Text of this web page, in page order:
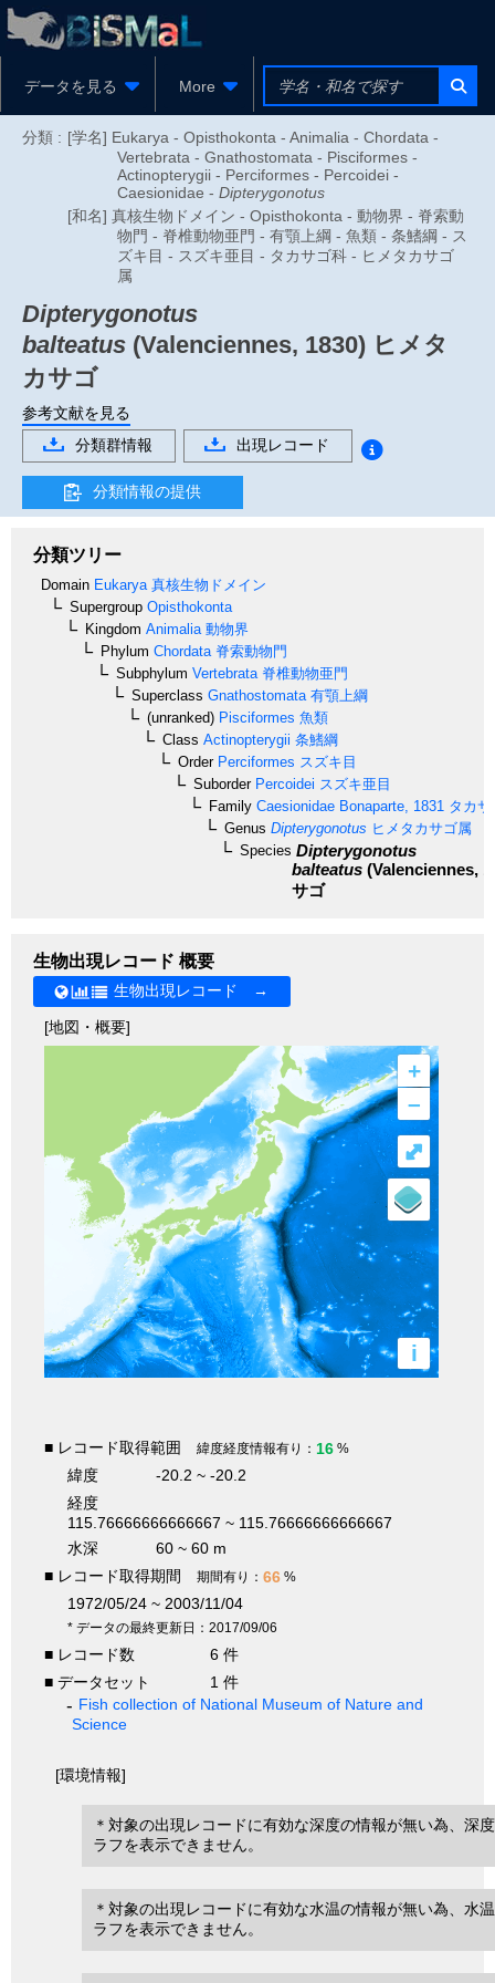
データを見る More
分類 : [学名] Eukarya - Opisthokonta - Animalia - Chordata -
Vertebrata - Gnathostomata - Pisciformes -
Actinopterygii - Perciformes - Percoidei -
Caesionidae - Dipterygonotus
[和名] 真核生物ドメイン - Opisthokonta - 動物界 - 脊索動
物門 - 脊椎動物亜門 - 有顎上綱 - 魚類 - 条鰭綱 - ス
ズキ目 - スズキ亜目 - タカサゴ科 - ヒメタカサゴ
属
Dipterygonotus
balteatus (Valenciennes, 1830) ヒメタ
カサゴ
参考文献を見る
分類群情報
出現レコード
分類情報の提供
分類ツリー
Domain Eukarya 真核生物ドメイン
Supergroup Opisthokonta
Kingdom Animalia 動物界
Phylum Chordata 脊索動物門
Subphylum Vertebrata 脊椎動物亜門
Superclass Gnathostomata 有顎上綱
(unranked) Pisciformes 魚類
Class Actinopterygii 条鰭綱
OrderPerciformes スズキ目
SuborderPercoidei スズキ亜目
Family Caesionidae Bonaparte, 1831 タカ
Genus Dipterygonotus ヒメタカサゴ属
Species Dipterygonotus
balteatus (Valenciennes,
サゴ
生物出現レコード 概要
生物出現レコード →
[地図・概要]
+
–
i
⤢
■ レコード取得範囲 緯度経度情報有り： 16 %
緯度
-20.2 ~ -20.2
経度
115.76666666666667 ~ 115.76666666666667
水深
60 ~ 60 m
■ レコード取得期間
期間有り： 66 %
1972/05/24 ~ 2003/11/04
* データの最終更新日：2017/09/06
■ レコード数
6 件
■ データセット
1 件
Fish collection of National Museum of Nature and
Science
[環境情報]
＊対象の出現レコードに有効な深度の情報が無い為、深
ラフを表示できません。
＊対象の出現レコードに有効な水温の情報が無い為、水
ラフを表示できません。